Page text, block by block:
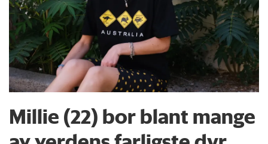
Millie (22) bor blant mange